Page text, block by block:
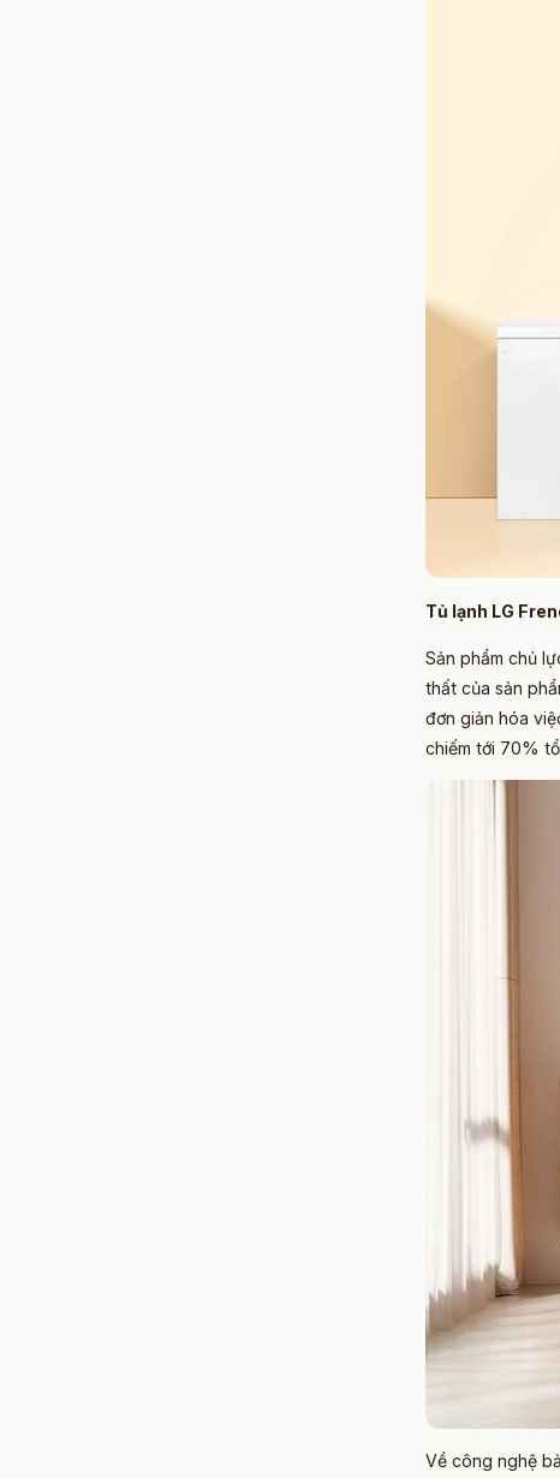
Tủ lạnh LG
Sản phẩm chủ
thất của sản
đơn giản hóa
chiếm tới 70%
Về công nghệ